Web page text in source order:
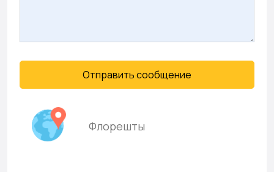
Отправить сообщение
Флорешты